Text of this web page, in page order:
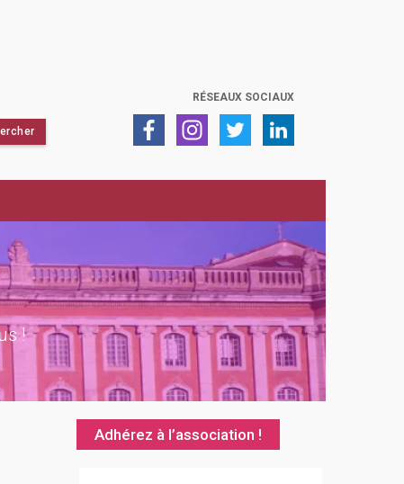
RÉSEAUX SOCIAUX
!
Adhérez à l’association !